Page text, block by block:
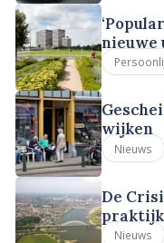
nieuwe
wijken
Nieuws
De
praktijk
Nieuws